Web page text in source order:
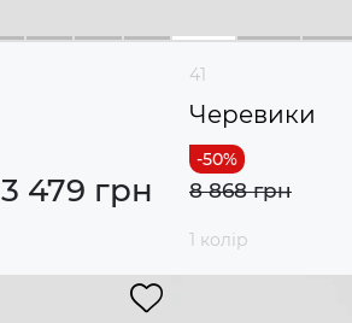
3 479 грн
41
Черевики
8 868 грн
1 колір